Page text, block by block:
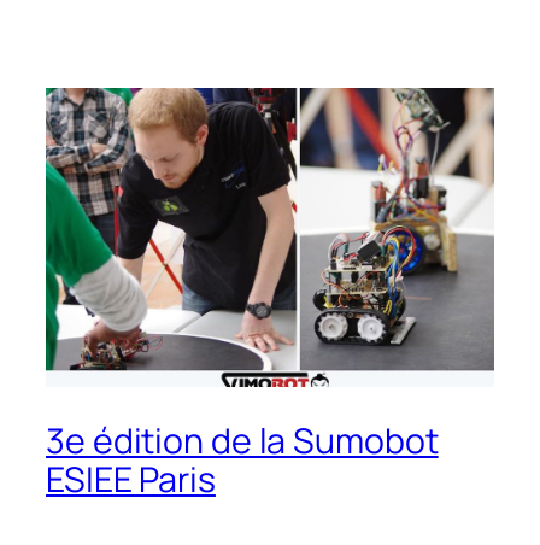
3e édition de la Sumobot
ESIEE Paris